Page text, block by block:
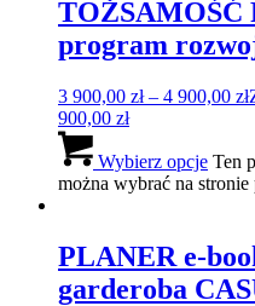
TOŻSAMOŚĆ
program
3 900,00 zł – 4 900,00 zł
900,00 zł
Wybierz opcje Ten
można wybrać na stronie
PLANER e-
garderoba